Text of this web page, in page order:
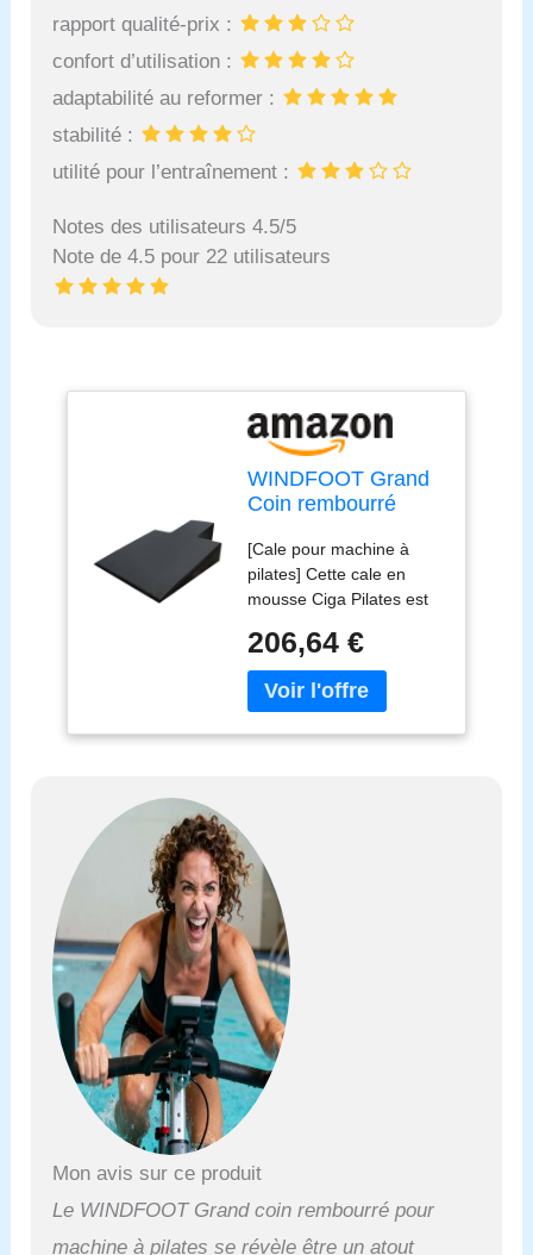
rapport qualité-prix :
confort d’utilisation :
adaptabilité au reformer :
stabilité :
utilité pour l’entraînement :
Notes des utilisateurs 4.5/5
Note de 4.5 pour 22 utilisateurs
WINDFOOT Grand
Coin rembourré
Pilates, équipement
de Fitness pour
Pilates, Accessoires
pour Exercices au
Sol, idéal pour la
Maison et Le Studio.
[Cale pour machine à
pilates] Cette cale en
mousse Ciga Pilates est
les entraînements de
Pilates à domicile, elle
vous aide à développer et
accessoire
multifonctionnel de
réformateur de Pilates est
un excellent achat pour
l'entraînement à domicile,
la physiothérapie et la
rééducation pour tous les
clients de niveau de
remise en forme et les
femmes enceintes.
Construction de qualité
Wedge est fabriqué en
matériaux durables qui
offrent une capacité de
charge de 272,2 kg, et la
206,64 €
Mon avis sur ce produit
Le WINDFOOT Grand coin rembourré pour
machine à pilates se révèle être un atout